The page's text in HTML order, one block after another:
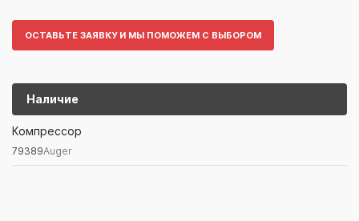
ОСТАВЬТЕ ЗАЯВКУ И МЫ ПОМОЖЕМ С ВЫБОРОМ
Наличие
Артикул/Бренд
79389Auger
Компрессор
79389Auger